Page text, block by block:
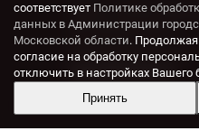
Адрес: 143404,
ул. Ленина, дом 4.
Электронная почта:
krasrn@mosreg.ru
Разработка и поддержка сайта
соответствует Политике
данных в Администрации
Московской области. Продолжая
согласие на обработку
отключить в настройках Вашего
Принять